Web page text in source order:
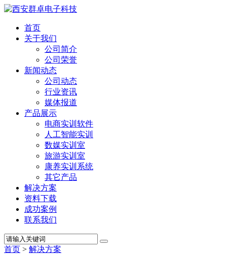
首页
关于我们
公司简介
公司荣誉
新闻动态
公司动态
行业资讯
媒体报道
产品展示
电商实训软件
人工智能实训
数媒实训室
旅游实训室
康养实训系统
其它产品
解决方案
资料下载
成功案例
联系我们
首页 > 解决方案